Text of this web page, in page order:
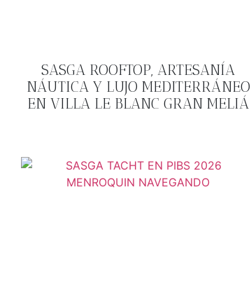
SASGA ROOFTOP, ARTESANÍA
NÁUTICA Y LUJO MEDITERRÁNEO
EN VILLA LE BLANC GRAN MELIÁ